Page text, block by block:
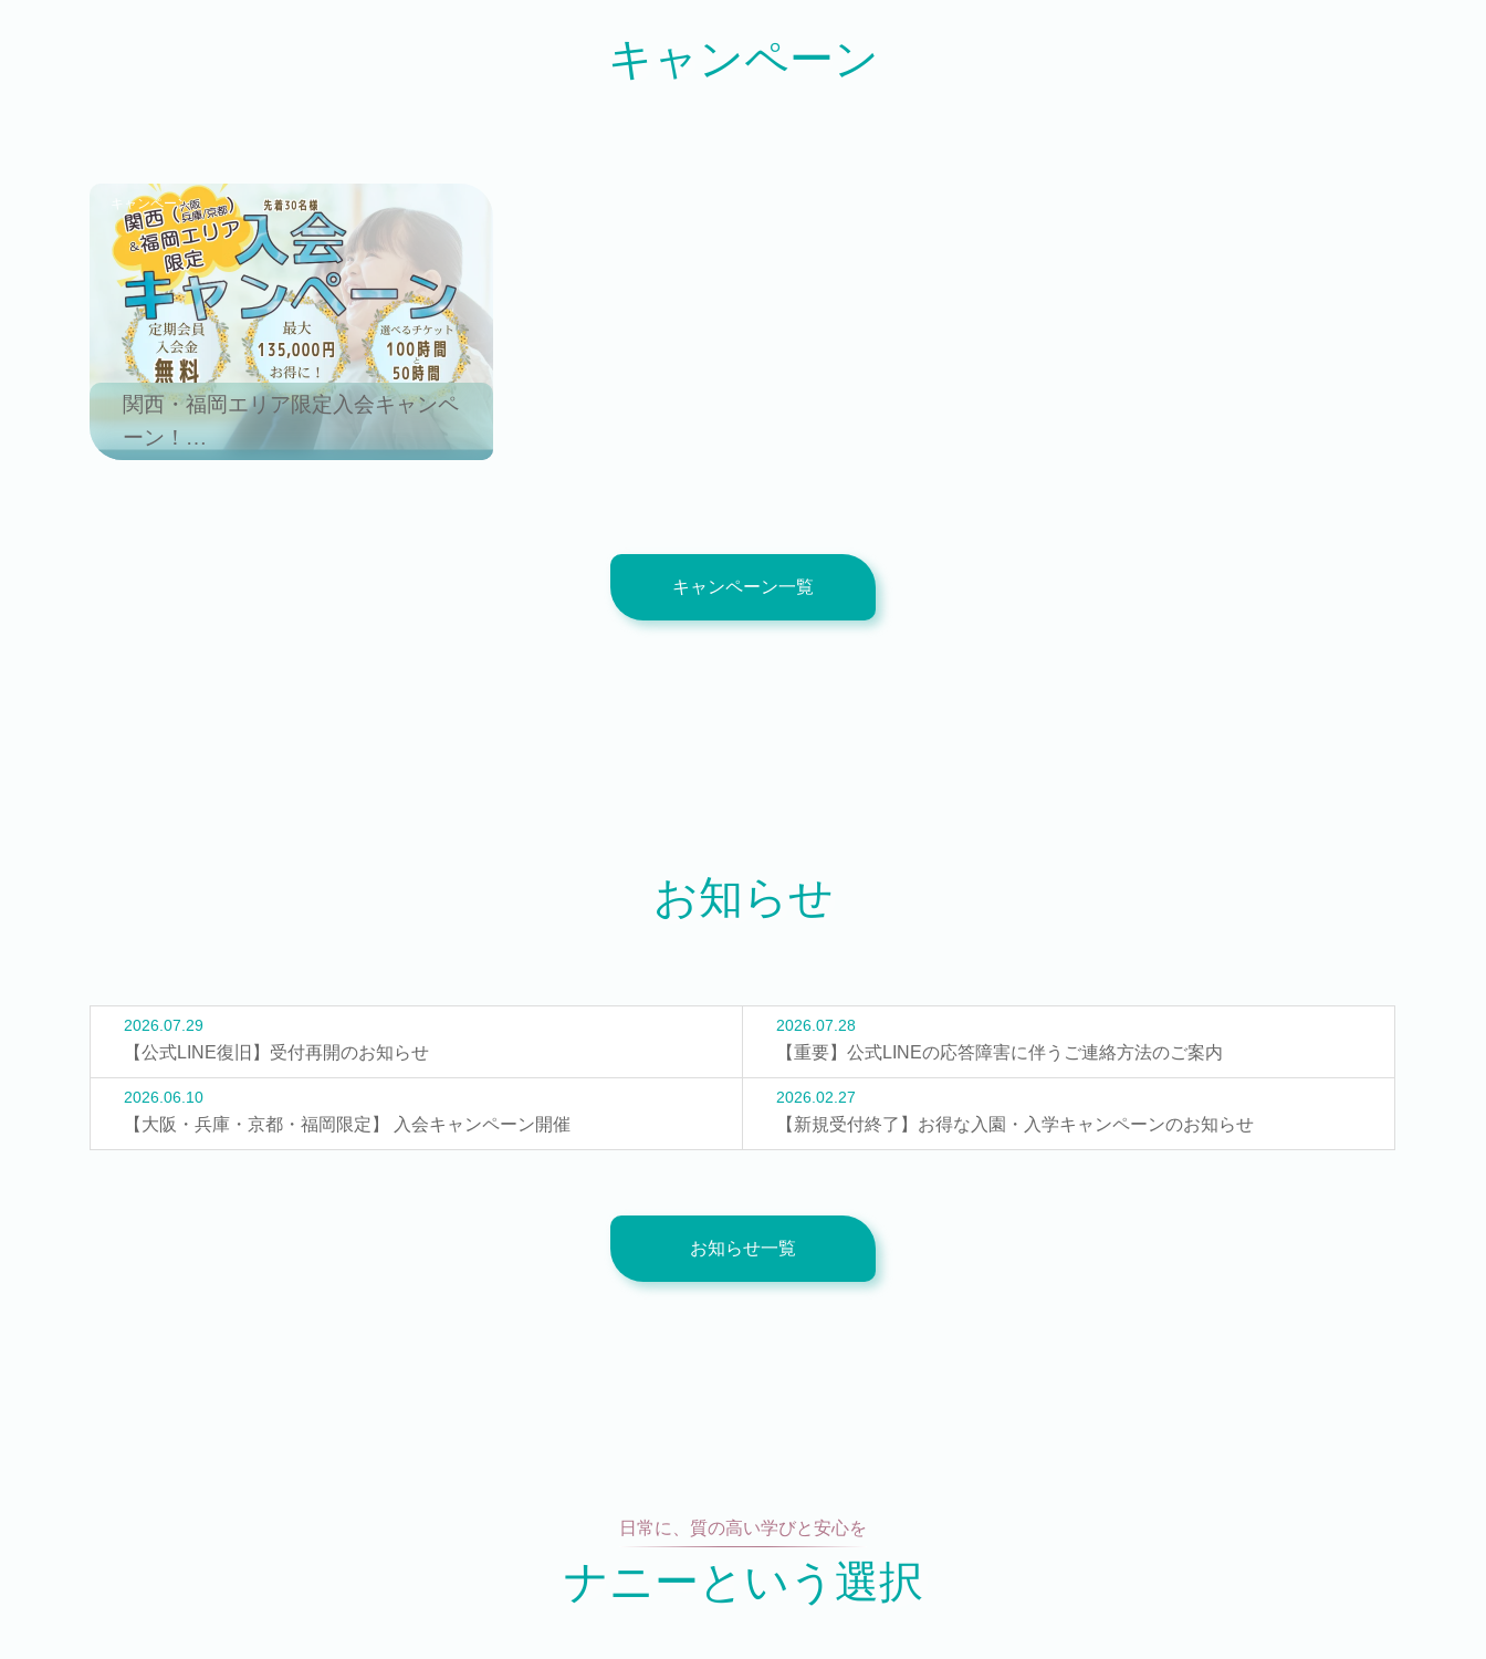
キャンペーン
キャンペーン
関西・福岡エリア限定入会キャンペ
ーン！
キャンペーン一覧
お知らせ
2026.07.29
【公式LINE復旧】受付再開のお知らせ
2026.07.28
【重要】公式LINEの応答障害に伴うご連絡方法のご案内
2026.06.10
【大阪・兵庫・京都・福岡限定】 入会キャンペーン開催
2026.02.27
【新規受付終了】お得な入園・入学キャンペーンのお知らせ
お知らせ一覧
日常に、質の高い学びと安心を
ナニーという選択